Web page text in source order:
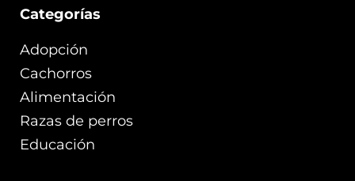
Categorías
Adopción
Cachorros
Alimentación
Razas de perros
Educación